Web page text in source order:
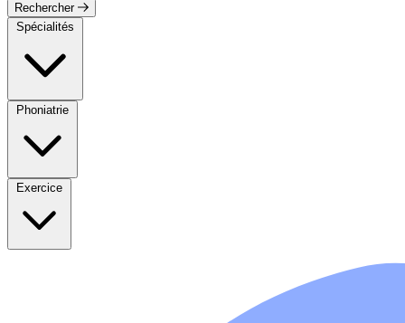
Rechercher
Spécialités
Phoniatrie
Exercice